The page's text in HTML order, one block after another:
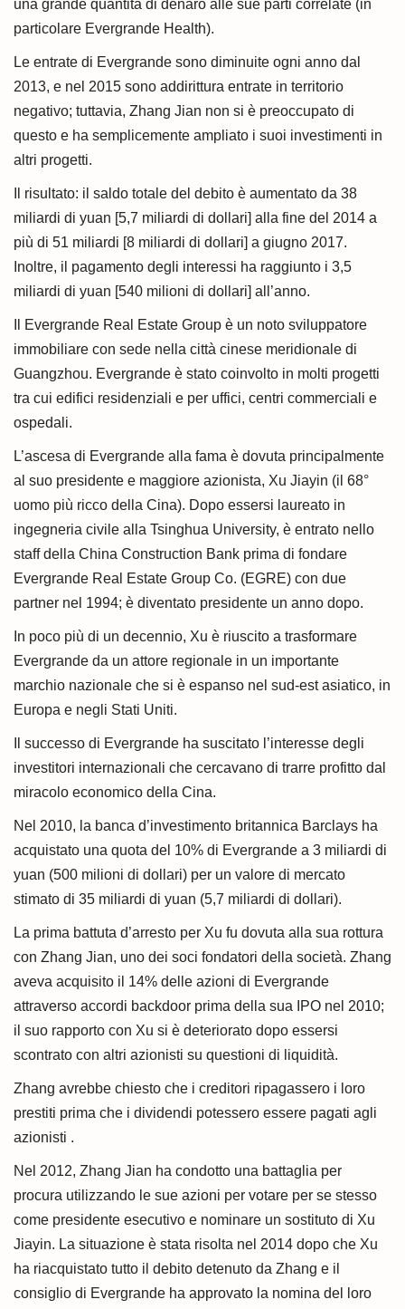
una grande quantità di denaro alle sue parti correlate (in
particolare Evergrande Health).
Le entrate di Evergrande sono diminuite ogni anno dal
2013, e nel 2015 sono addirittura entrate in territorio
negativo; tuttavia, Zhang Jian non si è preoccupato di
questo e ha semplicemente ampliato i suoi investimenti in
altri progetti.
Il risultato: il saldo totale del debito è aumentato da 38
miliardi di yuan [5,7 miliardi di dollari] alla fine del 2014 a
più di 51 miliardi [8 miliardi di dollari] a giugno 2017.
Inoltre, il pagamento degli interessi ha raggiunto i 3,5
miliardi di yuan [540 milioni di dollari] all’anno.
Il Evergrande Real Estate Group è un noto sviluppatore
immobiliare con sede nella città cinese meridionale di
Guangzhou. Evergrande è stato coinvolto in molti progetti
tra cui edifici residenziali e per uffici, centri commerciali e
ospedali.
L’ascesa di Evergrande alla fama è dovuta principalmente
al suo presidente e maggiore azionista, Xu Jiayin (il 68°
uomo più ricco della Cina). Dopo essersi laureato in
ingegneria civile alla Tsinghua University, è entrato nello
staff della China Construction Bank prima di fondare
Evergrande Real Estate Group Co. (EGRE) con due
partner nel 1994; è diventato presidente un anno dopo.
In poco più di un decennio, Xu è riuscito a trasformare
Evergrande da un attore regionale in un importante
marchio nazionale che si è espanso nel sud-est asiatico, in
Europa e negli Stati Uniti.
Il successo di Evergrande ha suscitato l’interesse degli
investitori internazionali che cercavano di trarre profitto dal
miracolo economico della Cina.
Nel 2010, la banca d’investimento britannica Barclays ha
acquistato una quota del 10% di Evergrande a 3 miliardi di
yuan (500 milioni di dollari) per un valore di mercato
stimato di 35 miliardi di yuan (5,7 miliardi di dollari).
La prima battuta d’arresto per Xu fu dovuta alla sua rottura
con Zhang Jian, uno dei soci fondatori della società. Zhang
aveva acquisito il 14% delle azioni di Evergrande
attraverso accordi backdoor prima della sua IPO nel 2010;
il suo rapporto con Xu si è deteriorato dopo essersi
scontrato con altri azionisti su questioni di liquidità.
Zhang avrebbe chiesto che i creditori ripagassero i loro
prestiti prima che i dividendi potessero essere pagati agli
azionisti .
Nel 2012, Zhang Jian ha condotto una battaglia per
procura utilizzando le sue azioni per votare per se stesso
come presidente esecutivo e nominare un sostituto di Xu
Jiayin. La situazione è stata risolta nel 2014 dopo che Xu
ha riacquistato tutto il debito detenuto da Zhang e il
consiglio di Evergrande ha approvato la nomina del loro